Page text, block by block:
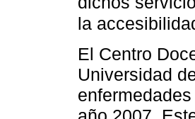
la
El Centro
Universidad